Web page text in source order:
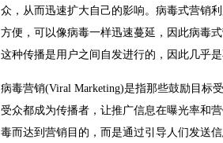
众，从而迅速扩大自己的影响。病毒式营销
方便，可以像病毒一样迅速蔓延，因此病毒
这种传播是用户之间自发进行的，因此几乎
病毒营销(Viral Marketing)是指那些鼓励目标
受众都成为传播者，让推广信息在曝光率和
毒而达到营销目的，而是通过引导人们发送